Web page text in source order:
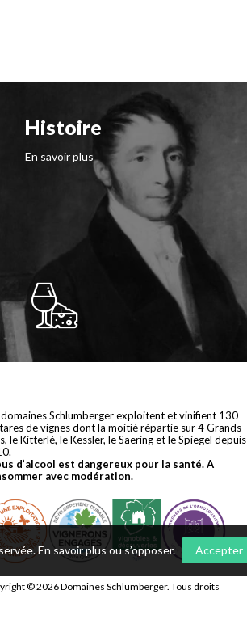
Histoire
En savoir plus
domaines Schlumberger exploitent et vinifient 130
de vignes dont la moitié répartie sur 4 Grands
le Kitterlé, le Kessler, le Saering et le Spiegel depuis
d’alcool est dangereux pour la santé. A
avec modération.
© 2026Domaines Schlumberger. Tous droits
En savoir plus ou s’opposer. Accepter